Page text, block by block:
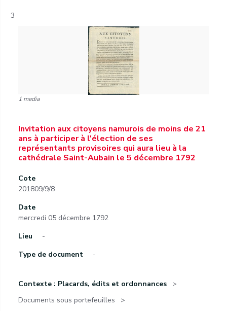
3
1 media
Invitation aux citoyens namurois de moins de 21
ans à participer à l'élection de ses
représentants provisoires qui aura lieu à la
cathédrale Saint-Aubain le 5 décembre 1792
Cote
201809/9/8
Date
mercredi 05 décembre 1792
Lieu
-
Type de document
-
Contexte : Placards, édits et ordonnances
Documents sous portefeuilles